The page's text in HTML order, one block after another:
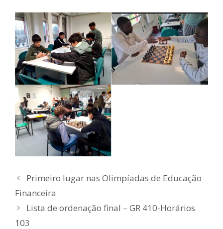
Primeiro lugar nas Olimpíadas de Educação
Financeira
Lista de ordenação final – GR 410-Horários
103